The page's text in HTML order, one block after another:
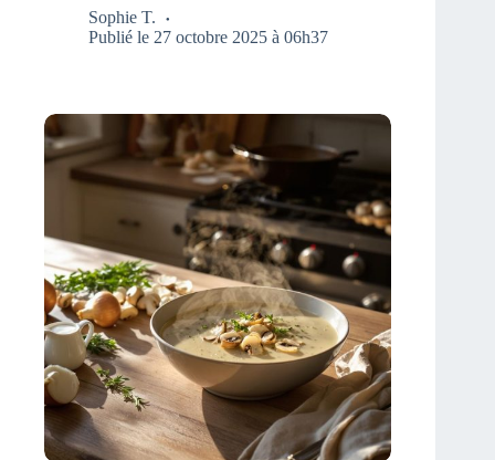
Sophie T.
Publié le 27 octobre 2025 à 06h37